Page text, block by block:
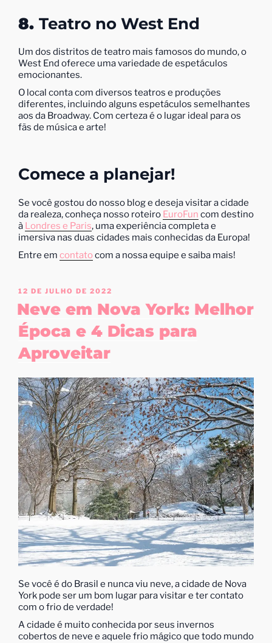
8. Teatro no West End
Um dos distritos de teatro mais famosos do mundo, o
West End oferece uma variedade de espetáculos
emocionantes.
O local conta com diversos teatros e produções
diferentes, incluindo alguns espetáculos semelhantes
aos da Broadway. Com certeza é o lugar ideal para os
fãs de música e arte!
Comece a planejar!
Se você gostou do nosso blog e deseja visitar a cidade
da realeza, conheça nosso roteiro EuroFun com destino
à Londres e Paris, uma experiência completa e
imersiva nas duas cidades mais conhecidas da Europa!
Entre em contatocom a nossa equipe e saiba mais!
12 DE JULHO DE 2022
Neve em Nova York: Melhor
Época e 4 Dicas para
Aproveitar
Se você é do Brasil e nunca viu neve, a cidade de Nova
York pode ser um bom lugar para visitar e ter contato
com o frio de verdade!
A cidade é muito conhecida por seus invernos
cobertos de neve e aquele frio mágico que todo mundo